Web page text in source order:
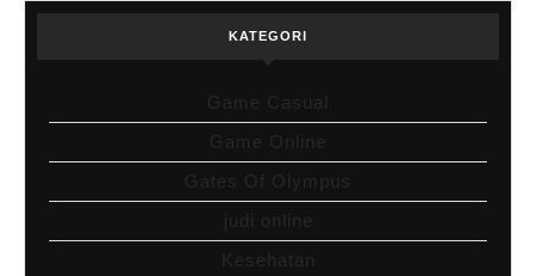
KATEGORI
Game Casual
Game Online
Gates Of Olympus
judi online
Kesehatan